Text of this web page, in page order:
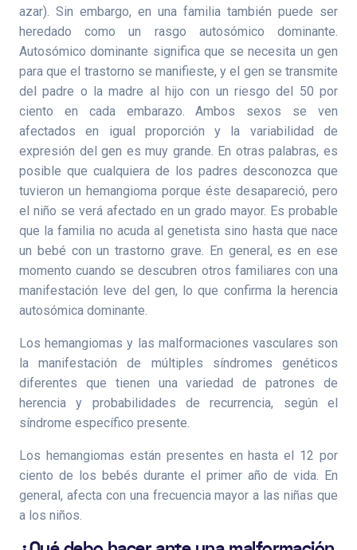
azar). Sin embargo, en una familia también puede ser
heredado como un rasgo autosómico dominante.
Autosómico dominante significa que se necesita un gen
para que el trastorno se manifieste, y el gen se transmite
del padre o la madre al hijo con un riesgo del 50 por
ciento en cada embarazo. Ambos sexos se ven
afectados en igual proporción y la variabilidad de
expresión del gen es muy grande. En otras palabras, es
posible que cualquiera de los padres desconozca que
tuvieron un hemangioma porque éste desapareció, pero
el niño se verá afectado en un grado mayor. Es probable
que la familia no acuda al genetista sino hasta que nace
un bebé con un trastorno grave. En general, es en ese
momento cuando se descubren otros familiares con una
manifestación leve del gen, lo que confirma la herencia
autosómica dominante.
Los hemangiomas y las malformaciones vasculares son
la manifestación de múltiples síndromes genéticos
diferentes que tienen una variedad de patrones de
herencia y probabilidades de recurrencia, según el
síndrome específico presente.
Los hemangiomas están presentes en hasta el 12 por
ciento de los bebés durante el primer año de vida. En
general, afecta con una frecuencia mayor a las niñas que
a los niños.